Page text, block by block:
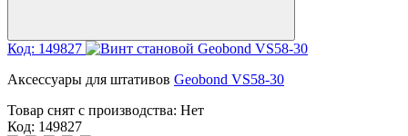
Код: 149827
Аксессуары для штативов Geobond VS58-30
Товар снят с производства: Нет
Код: 149827